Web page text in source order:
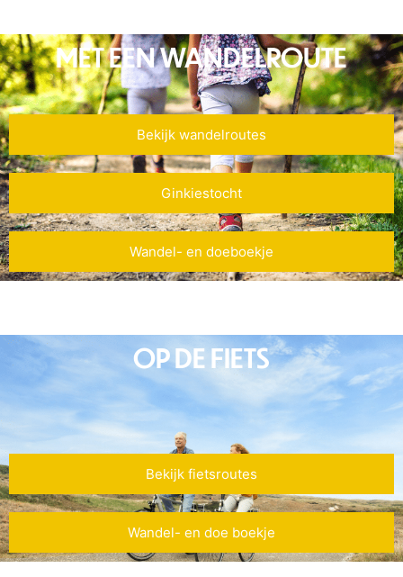
MET EEN WANDELROUTE
Bekijk wandelroutes
Ginkiestocht
Wandel- en doeboekje
OP DE FIETS
Bekijk fietsroutes
Wandel- en doe boekje